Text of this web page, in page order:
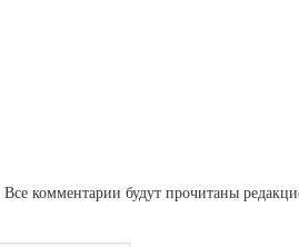
комментарии будут прочитаны